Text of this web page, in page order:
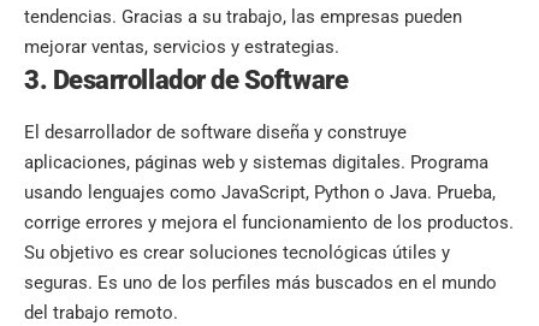
tendencias. Gracias a su trabajo, las empresas pueden
mejorar ventas, servicios y estrategias.
3. Desarrollador de Software
El desarrollador de software diseña y construye
aplicaciones, páginas web y sistemas digitales. Programa
usando lenguajes como JavaScript, Python o Java. Prueba,
corrige errores y mejora el funcionamiento de los productos.
Su objetivo es crear soluciones tecnológicas útiles y
seguras. Es uno de los perfiles más buscados en el mundo
del trabajo remoto.